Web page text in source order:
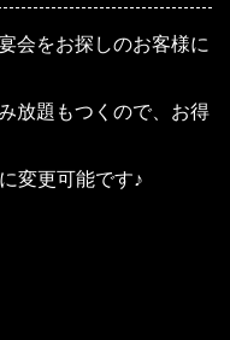
会をお探しのお客様に
放題もつくので、お得
変更可能です♪